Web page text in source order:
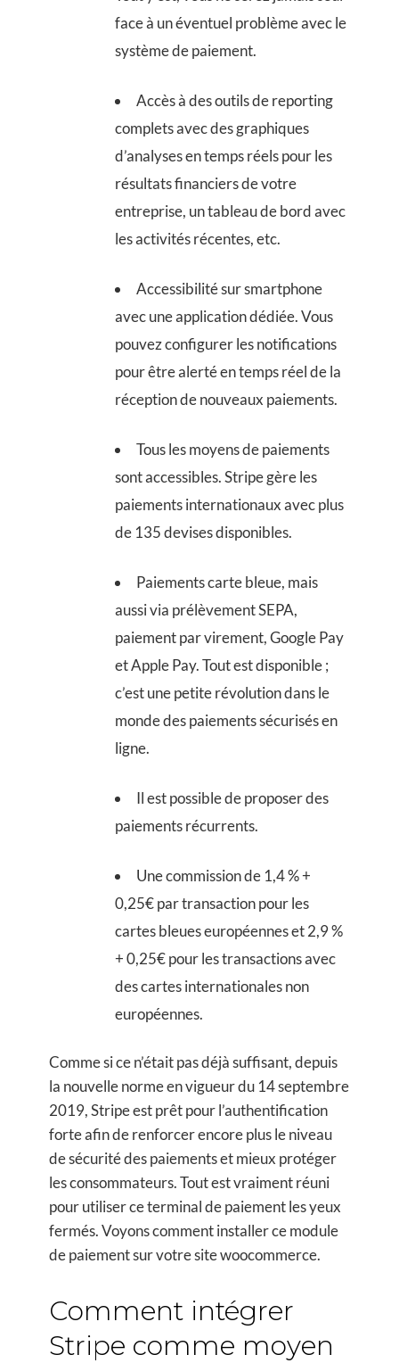
face à un éventuel problème avec le
système de paiement.
Accès à des outils de reporting
complets avec des graphiques
d’analyses en temps réels pour les
résultats financiers de votre
entreprise, un tableau de bord avec
les activités récentes, etc.
Accessibilité sur smartphone
avec une application dédiée. Vous
pouvez configurer les notifications
pour être alerté en temps réel de la
réception de nouveaux paiements.
Tous les moyens de paiements
sont accessibles. Stripe gère les
paiements internationaux avec plus
de 135 devises disponibles.
Paiements carte bleue, mais
aussi via prélèvement SEPA,
paiement par virement, Google Pay
et Apple Pay. Tout est disponible ;
c’est une petite révolution dans le
monde des paiements sécurisés en
ligne.
Il est possible de proposer des
paiements récurrents.
Une commission de 1,4 % +
0,25€ par transaction pour les
cartes bleues européennes et 2,9 %
+ 0,25€ pour les transactions avec
des cartes internationales non
européennes.
Comme si ce n’était pas déjà suffisant, depuis
la nouvelle norme en vigueur du 14 septembre
2019, Stripe est prêt pour l’authentification
forte afin de renforcer encore plus le niveau
de sécurité des paiements et mieux protéger
les consommateurs. Tout est vraiment réuni
pour utiliser ce terminal de paiement les yeux
fermés. Voyons comment installer ce module
de paiement sur votre site woocommerce.
Comment intégrer
Stripe comme moyen